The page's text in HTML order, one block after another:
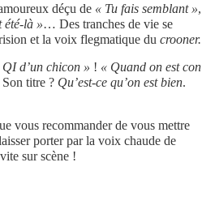
déçu de « Tu fais semblant »,
été-là »… Des tranches de vie se
et la voix flegmatique du crooner.
QI d’un chicon » ! « Quand on est con
titre ? Qu’est-ce qu’on est bien.
vous recommander de vous mettre
porter par la voix chaude de
sur scène !